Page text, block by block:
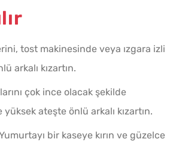
tost makinesinde veya ızgara izli
arkalı kızartın.
çok ince olacak şekilde
yüksek ateşte önlü arkalı kızartın.
bir kaseye kırın ve güzelce